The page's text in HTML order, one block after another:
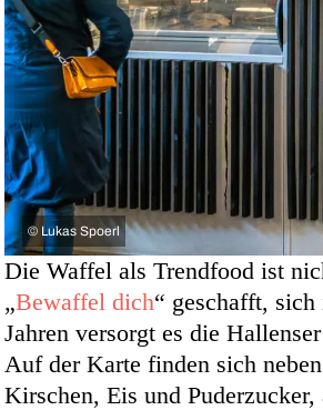
© Lukas Spoerl
Die Waffel als Trendfood ist
„Bewaffel dich“ geschafft,
Jahren versorgt es die
Auf der Karte finden sich
Kirschen, Eis und Puderzucker,